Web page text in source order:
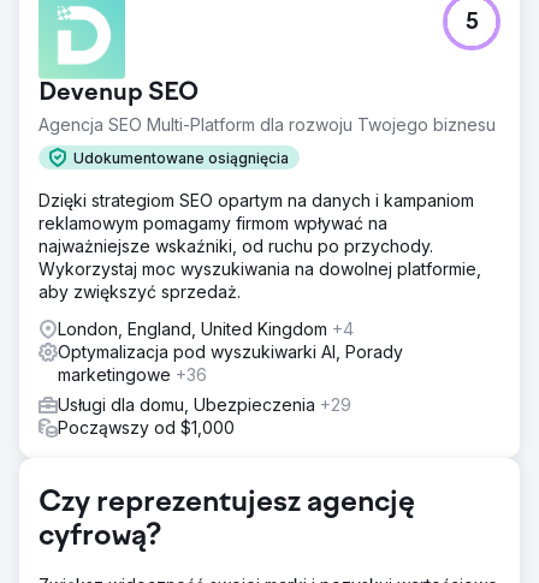
Devenup SEO
Agencja SEO Multi-Platform dla rozwoju Twojego biznesu
Udokumentowane osiągnięcia
5
Dzięki strategiom SEO opartym na danych i kampaniom
reklamowym pomagamy firmom wpływać na
najważniejsze wskaźniki, od ruchu po przychody.
Wykorzystaj moc wyszukiwania na dowolnej platformie,
aby zwiększyć sprzedaż.
London, England, United Kingdom +4
Optymalizacja pod wyszukiwarki AI, Porady
marketingowe +36
Usługi dla domu, Ubezpieczenia +29
Począwszy od $1,000
Czy reprezentujesz agencję
cyfrową?